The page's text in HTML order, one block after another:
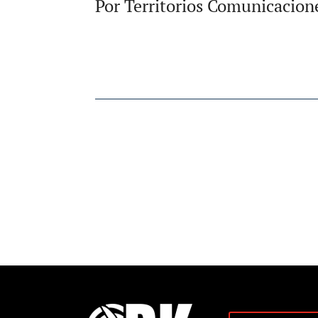
Por Territorios